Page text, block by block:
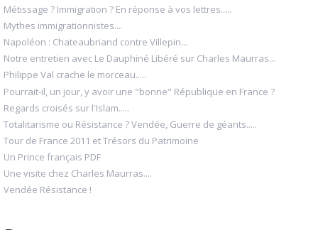
Métissage ? Immigration ? En réponse à vos lettres.....
Mythes immigrationnistes....
Napoléon : Chateaubriand contre Villepin...
Notre entretien avec Le Dauphiné Libéré sur Charles Maurras...
Philippe Val crache le morceau.....
Pourrait-il, un jour, y avoir une "bonne" République en France ?
Regards croisés sur l'Islam.....
Totalitarisme ou Résistance ? Vendée, Guerre de géants.....
Tour de France 2011 et Trésors du Patrimoine
Un Prince français PDF
Une visite chez Charles Maurras....
Vendée Résistance !